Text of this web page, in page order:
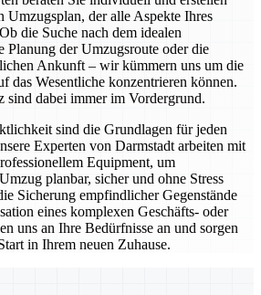
Umzugsplan, der alle Aspekte Ihres
die Suche nach dem idealen
Planung der Umzugsroute oder die
Ankunft – wir kümmern uns um die
das Wesentliche konzentrieren können.
sind dabei immer im Vordergrund.
sind die Grundlagen für jeden
Experten von Darmstadt arbeiten mit
Equipment, um
planbar, sicher und ohne Stress
Sicherung empfindlicher Gegenstände
eines komplexen Geschäfts- oder
uns an Ihre Bedürfnisse an und sorgen
in Ihrem neuen Zuhause.